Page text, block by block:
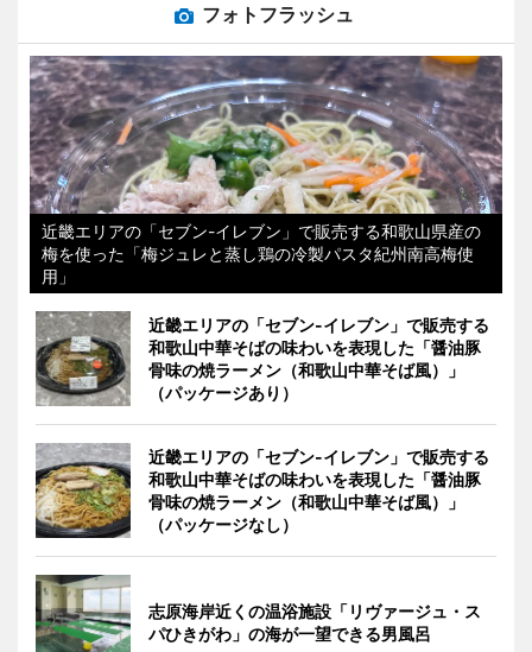
フォトフラッシュ
近畿エリアの「セブン-イレブン」で販売する和歌山県産の
梅を使った「梅ジュレと蒸し鶏の冷製パスタ紀州南高梅使
用」
近畿エリアの「セブン-イレブン」で販売する
和歌山中華そばの味わいを表現した「醤油豚
骨味の焼ラーメン（和歌山中華そば風）」
（パッケージあり）
近畿エリアの「セブン-イレブン」で販売する
和歌山中華そばの味わいを表現した「醤油豚
骨味の焼ラーメン（和歌山中華そば風）」
（パッケージなし）
志原海岸近くの温浴施設「リヴァージュ・ス
パひきがわ」の海が一望できる男風呂